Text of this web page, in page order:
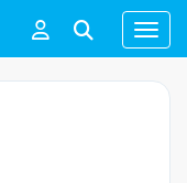
Menu